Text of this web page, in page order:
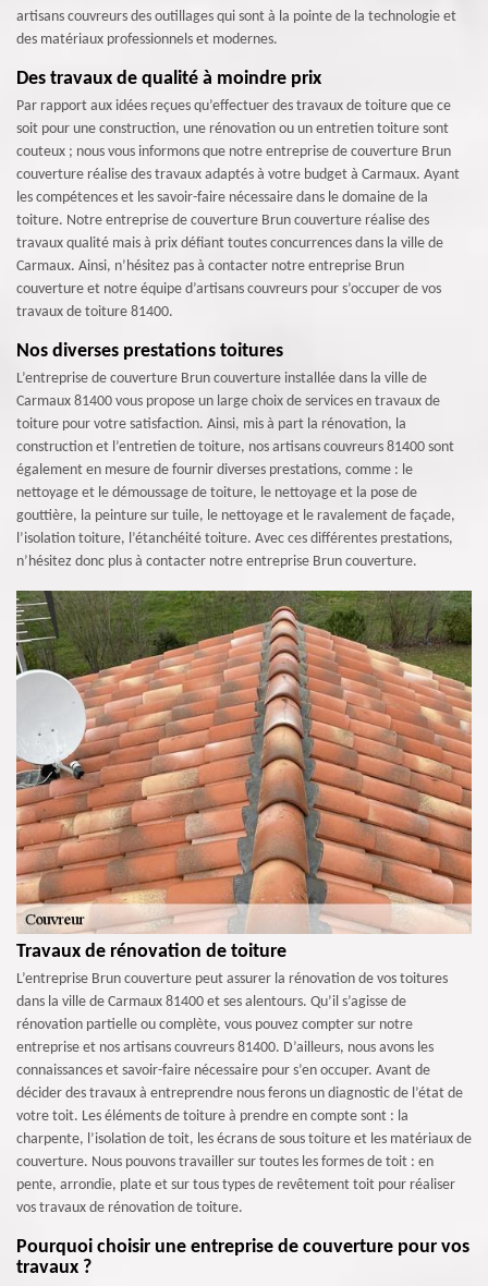
artisans couvreurs des outillages qui sont à la pointe de la technologie et
des matériaux professionnels et modernes.
Des travaux de qualité à moindre prix
Par rapport aux idées reçues qu’effectuer des travaux de toiture que ce
soit pour une construction, une rénovation ou un entretien toiture sont
couteux ; nous vous informons que notre entreprise de couverture Brun
couverture réalise des travaux adaptés à votre budget à Carmaux. Ayant
les compétences et les savoir-faire nécessaire dans le domaine de la
toiture. Notre entreprise de couverture Brun couverture réalise des
travaux qualité mais à prix défiant toutes concurrences dans la ville de
Carmaux. Ainsi, n’hésitez pas à contacter notre entreprise Brun
couverture et notre équipe d’artisans couvreurs pour s’occuper de vos
travaux de toiture 81400.
Nos diverses prestations toitures
L’entreprise de couverture Brun couverture installée dans la ville de
Carmaux 81400 vous propose un large choix de services en travaux de
toiture pour votre satisfaction. Ainsi, mis à part la rénovation, la
construction et l’entretien de toiture, nos artisans couvreurs 81400 sont
également en mesure de fournir diverses prestations, comme : le
nettoyage et le démoussage de toiture, le nettoyage et la pose de
gouttière, la peinture sur tuile, le nettoyage et le ravalement de façade,
l’isolation toiture, l’étanchéité toiture. Avec ces différentes prestations,
n’hésitez donc plus à contacter notre entreprise Brun couverture.
Travaux de rénovation de toiture
L’entreprise Brun couverture peut assurer la rénovation de vos toitures
dans la ville de Carmaux 81400 et ses alentours. Qu’il s’agisse de
rénovation partielle ou complète, vous pouvez compter sur notre
entreprise et nos artisans couvreurs 81400. D’ailleurs, nous avons les
connaissances et savoir-faire nécessaire pour s’en occuper. Avant de
décider des travaux à entreprendre nous ferons un diagnostic de l’état de
votre toit. Les éléments de toiture à prendre en compte sont : la
charpente, l’isolation de toit, les écrans de sous toiture et les matériaux de
couverture. Nous pouvons travailler sur toutes les formes de toit : en
pente, arrondie, plate et sur tous types de revêtement toit pour réaliser
vos travaux de rénovation de toiture.
Pourquoi choisir une entreprise de couverture pour vos
travaux ?